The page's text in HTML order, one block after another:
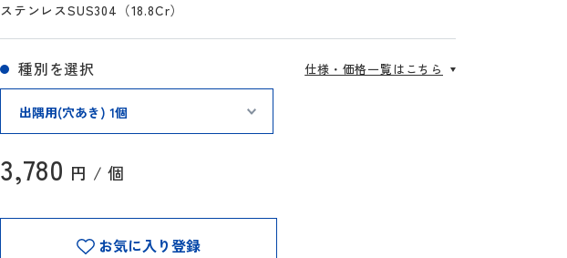
ステンレスSUS304（18.8Cr）
仕様・価格一覧はこちら
種別を選択
3,780 円 / 個
お気に入り登録